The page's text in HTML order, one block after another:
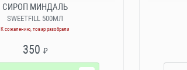
СИРОП МИНДАЛЬ
SWEETFILL 500МЛ
К сожалению, товар разобрали
350 ₽